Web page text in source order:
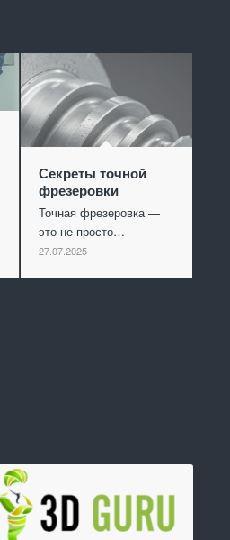
Секреты точной
фрезеровки
Точная фрезеровка —
это не просто…
27.07.2025